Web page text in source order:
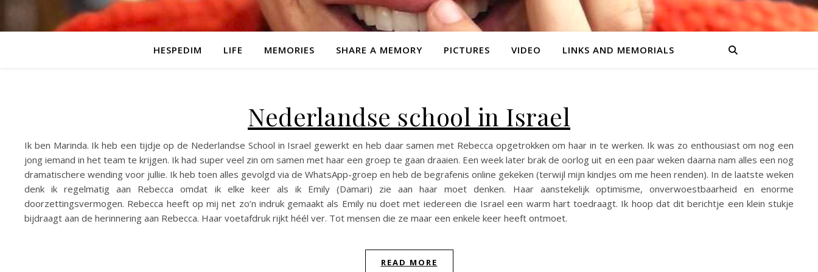
HESPEDIM LIFE MEMORIES SHARE A MEMORY PICTURES VIDEO LINKS AND MEMORIALS
Nederlandse school in Israel
Ik ben Marinda. Ik heb een tijdje op de Nederlandse School in Israel gewerkt en heb daar samen met Rebecca opgetrokken om haar in te werken. Ik was zo enthousiast om nog een
jong iemand in het team te krijgen. Ik had super veel zin om samen met haar een groep te gaan draaien. Een week later brak de oorlog uit en een paar weken daarna nam alles een nog
dramatischere wending voor jullie. Ik heb toen alles gevolgd via de WhatsApp-groep en heb de begrafenis online gekeken (terwijl mijn kindjes om me heen renden). In de laatste weken
denk ik regelmatig aan Rebecca omdat ik elke keer als ik Emily (Damari) zie aan haar moet denken. Haar aanstekelijk optimisme, onverwoestbaarheid en enorme
doorzettingsvermogen. Rebecca heeft op mij net zo’n indruk gemaakt als Emily nu doet met iedereen die Israel een warm hart toedraagt. Ik hoop dat dit berichtje een klein stukje
bijdraagt aan de herinnering aan Rebecca. Haar voetafdruk rijkt héél ver. Tot mensen die ze maar een enkele keer heeft ontmoet.
READ MORE